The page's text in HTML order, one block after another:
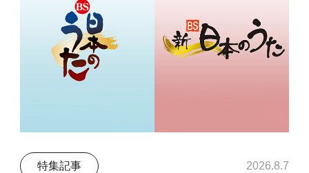
特集記事 2026.8.7